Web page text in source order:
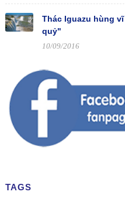
Thác Iguazu hùng
quỷ"
10/09/2016
TAGS